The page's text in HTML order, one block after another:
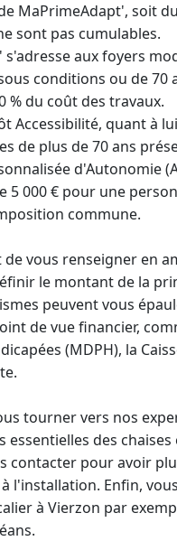
MaPrimeAdapt', soit
sont pas cumulables.
aux foyers
conditions ou de
% du coût des travaux.
Accessibilité, quant à
de plus de 70 ans
d'Autonomie
5 000 € pour une
commune.
vous renseigner en
le montant de la
peuvent vous
de vue financier,
(MDPH), la
tourner vers nos
essentielles des
contacter pour avoir
l'installation. Enfin,
à Vierzon par
.